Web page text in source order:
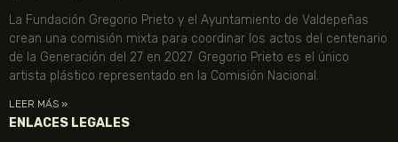
La Fundación Gregorio Prieto y el Ayuntamiento de Valdepeñas
crean una comisión mixta para coordinar los actos del centenario
de la Generación del 27 en 2027. Gregorio Prieto es el único
artista plástico representado en la Comisión Nacional.
LEER MÁS »
ENLACES LEGALES